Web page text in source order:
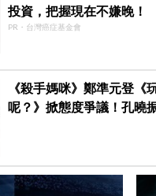
投資，把握現在不嫌晚！
PR・台灣癌症基金會
《殺手媽咪》鄭準元登《
呢？》掀態度爭議！孔曉